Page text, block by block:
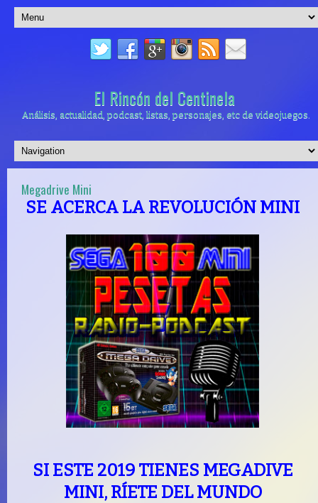
El Rincón del Centinela
Análisis, actualidad, podcast, listas, personajes, etc de videojuegos.
Megadrive Mini
SE ACERCA LA REVOLUCIÓN MINI
SI ESTE 2019 TIENES MEGADIVE
MINI, RÍETE DEL MUNDO